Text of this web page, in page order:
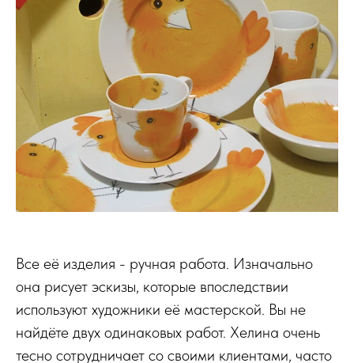
Все её изделия - ручная работа. Изначально
она рисует эскизы, которые впоследствии
используют художники её мастерской. Вы не
найдёте двух одинаковых работ. Хелина очень
тесно сотрудничает со своими клиентами, часто